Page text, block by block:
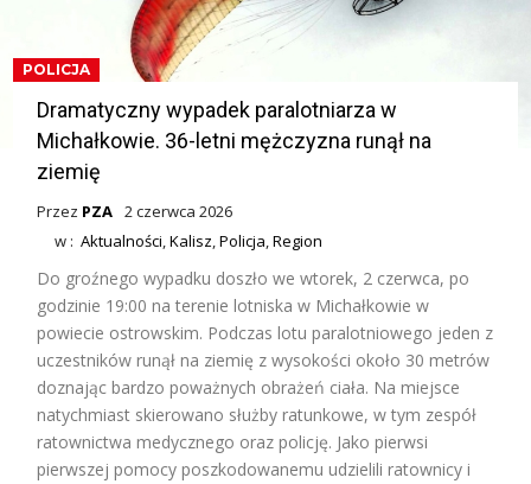
POLICJA
Dramatyczny wypadek paralotniarza w
Michałkowie. 36-letni mężczyzna runął na
ziemię
Przez PZA 2 czerwca 2026
w :Aktualności,Kalisz,Policja,Region
Do groźnego wypadku doszło we wtorek, 2 czerwca, po
godzinie 19:00 na terenie lotniska w Michałkowie w
powiecie ostrowskim. Podczas lotu paralotniowego jeden z
uczestników runął na ziemię z wysokości około 30 metrów
doznając bardzo poważnych obrażeń ciała. Na miejsce
natychmiast skierowano służby ratunkowe, w tym zespół
ratownictwa medycznego oraz policję. Jako pierwsi
pierwszej pomocy poszkodowanemu udzielili ratownicy i